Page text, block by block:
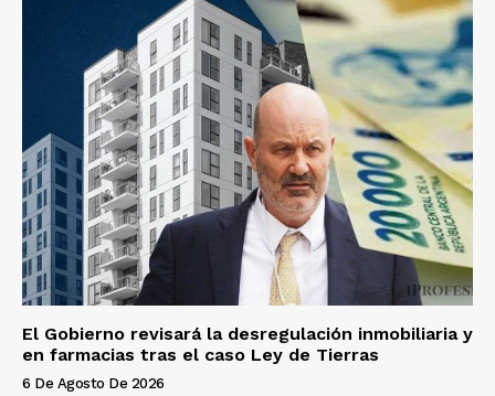
El Gobierno revisará la desregulación inmobiliaria y
en farmacias tras el caso Ley de Tierras
6 De Agosto De 2026